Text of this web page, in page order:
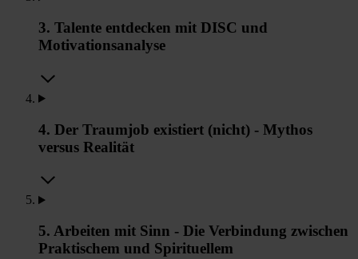
3. Talente entdecken mit DISC und
Motivationsanalyse
4. Der Traumjob existiert (nicht) - Mythos
versus Realität
5. Arbeiten mit Sinn - Die Verbindung zwischen
Praktischem und Spirituellem